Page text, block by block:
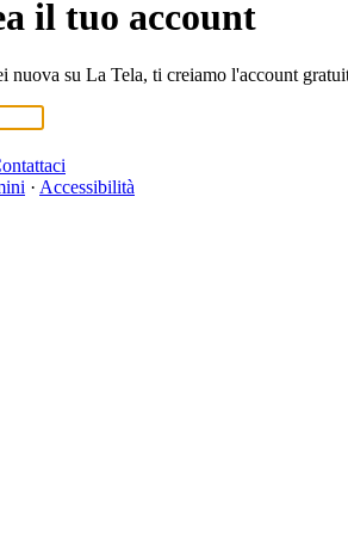
il tuo account
nuova su La Tela, ti creiamo l'account
· Accessibilità